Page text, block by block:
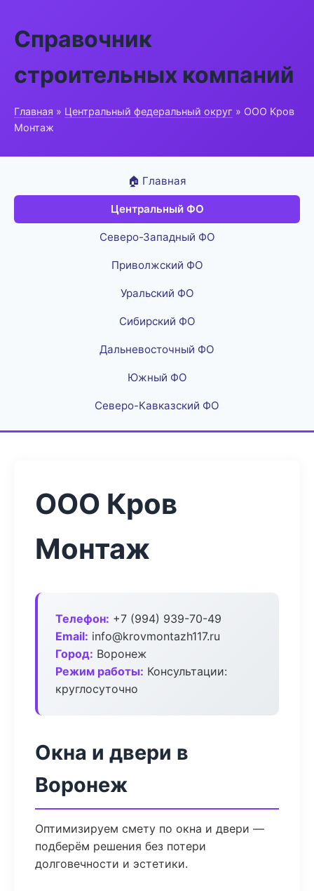
Справочник
строительных компаний
Главная » Центральный федеральный округ » ООО Кров
Монтаж
🏠 Главная
Центральный ФО
Северо-Западный ФО
Приволжский ФО
Уральский ФО
Сибирский ФО
Дальневосточный ФО
Южный ФО
Северо-Кавказский ФО
ООО Кров
Монтаж
Телефон: +7 (994) 939-70-49
Email: info@krovmontazh117.ru
Город: Воронеж
Режим работы: Консультации:
круглосуточно
Окна и двери в
Воронеж
Оптимизируем смету по окна и двери —
подберём решения без потери
долговечности и эстетики.